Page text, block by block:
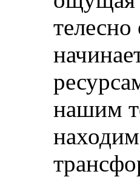
нашим